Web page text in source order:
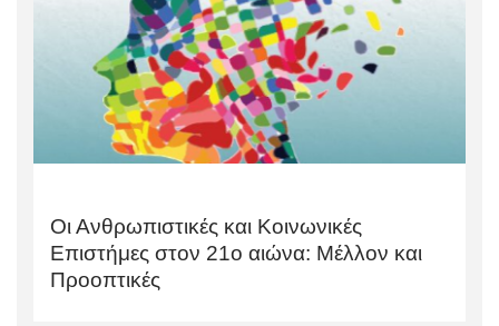
Οι Ανθρωπιστικές και Κοινωνικές
Επιστήμες στον 21ο αιώνα: Μέλλον και
Προοπτικές